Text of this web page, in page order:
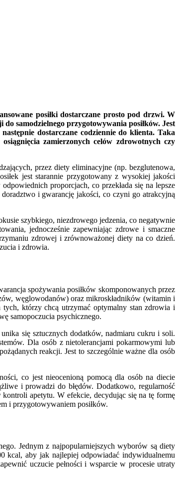
posiłki dostarczane prosto pod drzwi. W
samodzielnego przygotowywania posiłków. Jest
dostarczane codziennie do klienta. Taka
zamierzonych celów zdrowotnych czy
przez diety eliminacyjne (np. bezglutenowa,
jest starannie przygotowany z wysokiej jakości
proporcjach, co przekłada się na lepsze
i gwarancję jakości, co czyni go atrakcyjną
szybkiego, niezdrowego jedzenia, co negatywnie
jednocześnie zapewniając zdrowe i smaczne
zdrowej i zrównoważonej diety na co dzień.
i zdrowia.
spożywania posiłków skomponowanych przez
węglowodanów) oraz mikroskładników (witamin i
którzy chcą utrzymać optymalny stan zdrowia i
samopoczucia psychicznego.
się sztucznych dodatków, nadmiaru cukru i soli.
Dla osób z nietolerancjami pokarmowymi lub
reakcji. Jest to szczególnie ważne dla osób
co jest nieocenioną pomocą dla osób na diecie
i prowadzi do błędów. Dodatkowo, regularność
apetytu. W efekcie, decydując się na tę formę
i przygotowywaniem posiłków.
Jednym z najpopularniejszych wyborów są diety
kcal, aby jak najlepiej odpowiadać indywidualnemu
uczucie pełności i wsparcie w procesie utraty